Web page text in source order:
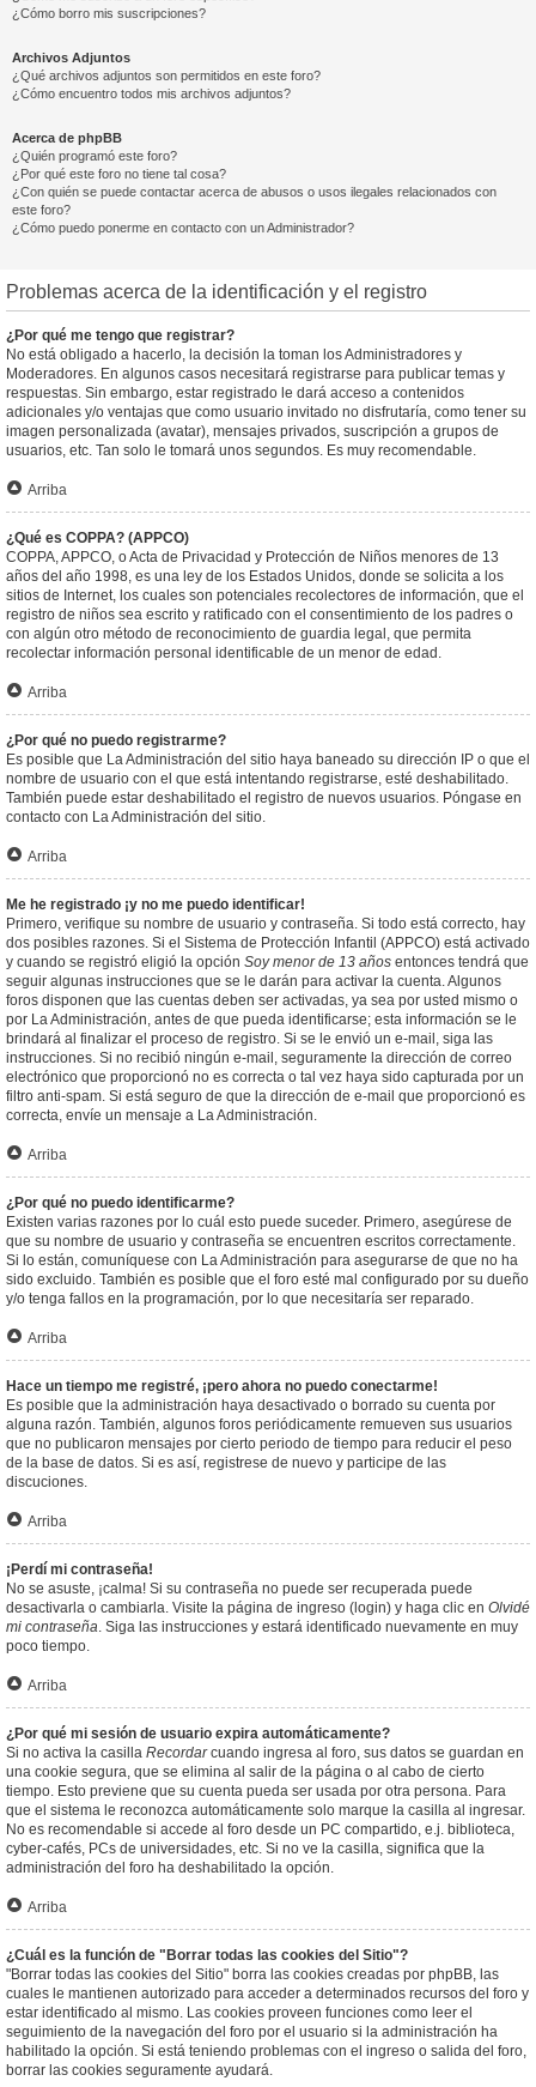
¿Cómo borro mis suscripciones?
Archivos Adjuntos
¿Qué archivos adjuntos son permitidos en este foro?
¿Cómo encuentro todos mis archivos adjuntos?
Acerca de phpBB
¿Quién programó este foro?
¿Por qué este foro no tiene tal cosa?
¿Con quién se puede contactar acerca de abusos o usos ilegales relacionados con
este foro?
¿Cómo puedo ponerme en contacto con un Administrador?
Problemas acerca de la identificación y el registro
¿Por qué me tengo que registrar?
No está obligado a hacerlo, la decisión la toman los Administradores y
Moderadores. En algunos casos necesitará registrarse para publicar temas y
respuestas. Sin embargo, estar registrado le dará acceso a contenidos
adicionales y/o ventajas que como usuario invitado no disfrutaría, como tener su
imagen personalizada (avatar), mensajes privados, suscripción a grupos de
usuarios, etc. Tan solo le tomará unos segundos. Es muy recomendable.
Arriba
¿Qué es COPPA? (APPCO)
COPPA, APPCO, o Acta de Privacidad y Protección de Niños menores de 13
años del año 1998, es una ley de los Estados Unidos, donde se solicita a los
sitios de Internet, los cuales son potenciales recolectores de información, que el
registro de niños sea escrito y ratificado con el consentimiento de los padres o
con algún otro método de reconocimiento de guardia legal, que permita
recolectar información personal identificable de un menor de edad.
Arriba
¿Por qué no puedo registrarme?
Es posible que La Administración del sitio haya baneado su dirección IP o que el
nombre de usuario con el que está intentando registrarse, esté deshabilitado.
También puede estar deshabilitado el registro de nuevos usuarios. Póngase en
contacto con La Administración del sitio.
Arriba
Me he registrado ¡y no me puedo identificar!
Primero, verifique su nombre de usuario y contraseña. Si todo está correcto, hay
dos posibles razones. Si el Sistema de Protección Infantil (APPCO) está activado
y cuando se registró eligió la opción Soy menor de 13 años entonces tendrá que
seguir algunas instrucciones que se le darán para activar la cuenta. Algunos
foros disponen que las cuentas deben ser activadas, ya sea por usted mismo o
por La Administración, antes de que pueda identificarse; esta información se le
brindará al finalizar el proceso de registro. Si se le envió un e-mail, siga las
instrucciones. Si no recibió ningún e-mail, seguramente la dirección de correo
electrónico que proporcionó no es correcta o tal vez haya sido capturada por un
filtro anti-spam. Si está seguro de que la dirección de e-mail que proporcionó es
correcta, envíe un mensaje a La Administración.
Arriba
¿Por qué no puedo identificarme?
Existen varias razones por lo cuál esto puede suceder. Primero, asegúrese de
que su nombre de usuario y contraseña se encuentren escritos correctamente.
Si lo están, comuníquese con La Administración para asegurarse de que no ha
sido excluido. También es posible que el foro esté mal configurado por su dueño
y/o tenga fallos en la programación, por lo que necesitaría ser reparado.
Arriba
Hace un tiempo me registré, ¡pero ahora no puedo conectarme!
Es posible que la administración haya desactivado o borrado su cuenta por
alguna razón. También, algunos foros periódicamente remueven sus usuarios
que no publicaron mensajes por cierto periodo de tiempo para reducir el peso
de la base de datos. Si es así, registrese de nuevo y participe de las
discuciones.
Arriba
¡Perdí mi contraseña!
No se asuste, ¡calma! Si su contraseña no puede ser recuperada puede
desactivarla o cambiarla. Visite la página de ingreso (login) y haga clic en Olvidé
mi contraseña. Siga las instrucciones y estará identificado nuevamente en muy
poco tiempo.
Arriba
¿Por qué mi sesión de usuario expira automáticamente?
Si no activa la casilla Recordarcuando ingresa al foro, sus datos se guardan en
una cookie segura, que se elimina al salir de la página o al cabo de cierto
tiempo. Esto previene que su cuenta pueda ser usada por otra persona. Para
que el sistema le reconozca automáticamente solo marque la casilla al ingresar.
No es recomendable si accede al foro desde un PC compartido, e.j. biblioteca,
cyber-cafés, PCs de universidades, etc. Si no ve la casilla, significa que la
administración del foro ha deshabilitado la opción.
Arriba
¿Cuál es la función de "Borrar todas las cookies del Sitio"?
"Borrar todas las cookies del Sitio" borra las cookies creadas por phpBB, las
cuales le mantienen autorizado para acceder a determinados recursos del foro y
estar identificado al mismo. Las cookies proveen funciones como leer el
seguimiento de la navegación del foro por el usuario si la administración ha
habilitado la opción. Si está teniendo problemas con el ingreso o salida del foro,
borrar las cookies seguramente ayudará.